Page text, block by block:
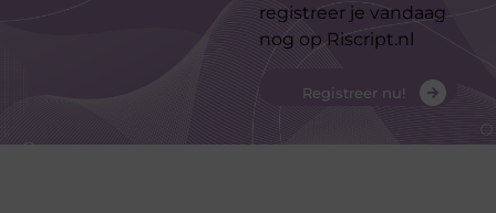
registreer je vandaag
nog op Riscript.nl
Registreer nu!